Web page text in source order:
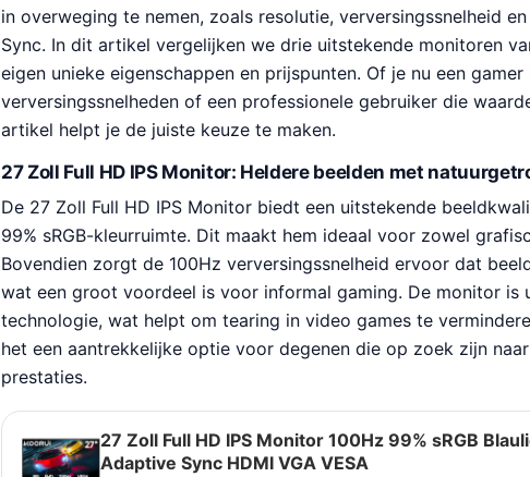
in overweging te nemen, zoals resolutie, verversingssnelheid
Sync. In dit artikel vergelijken we drie uitstekende monitoren
eigen unieke eigenschappen en prijspunten. Of je nu een
verversingssnelheden of een professionele gebruiker die
artikel helpt je de juiste keuze te maken.
27 Zoll Full HD IPS Monitor: Heldere beelden met
De 27 Zoll Full HD IPS Monitor biedt een uitstekende
99% sRGB-kleurruimte. Dit maakt hem ideaal voor zowel
Bovendien zorgt de 100Hz verversingssnelheid ervoor dat
wat een groot voordeel is voor informal gaming. De monitor is
technologie, wat helpt om tearing in video games te
het een aantrekkelijke optie voor degenen die op zoek zijn
prestaties.
27 Zoll Full HD IPS Monitor 100Hz 99% sRGB
Adaptive Sync HDMI VGA VESA